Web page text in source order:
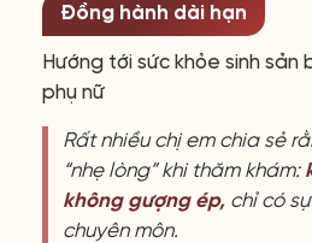
Đồng hành dài hạn
Hướng tới sức khỏe sinh sản
phụ nữ
Rất nhiều chị em chia sẻ
“nhẹ lòng” khi thăm khám:
không gượng ép, chỉ có
chuyên môn.